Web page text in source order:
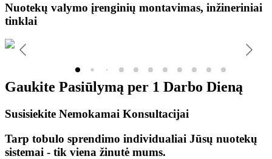
Nuotekų valymo įrenginių montavimas, inžineriniai
tinklai
Gaukite Pasiūlymą per 1 Darbo Dieną
Susisiekite Nemokamai Konsultacijai
Tarp tobulo sprendimo individualiai Jūsų nuotekų
sistemai - tik viena žinutė mums.